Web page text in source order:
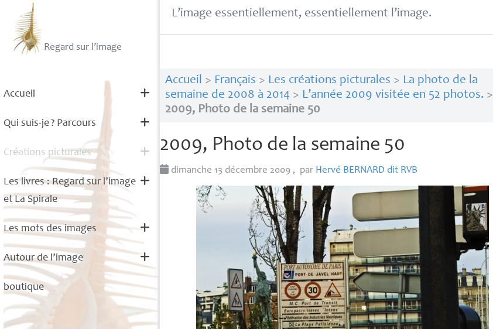
Regard sur l’image
Accueil
Qui suis-je? Parcours
Créations picturales
Les livres : Regard sur l’image
et La Spirale
Les mots des images
Autour de l’image
boutique
L’image essentiellement, essentiellement l’image.
Accueil > Français > Les créations picturales > La photo de la
semaine de 2008 à 2014> L’année 2009 visitée en 52 photos. >
2009, Photo de la semaine 50
2009, Photo de la semaine 50
dimanche 13 décembre 2009 , par Hervé BERNARD dit RVB